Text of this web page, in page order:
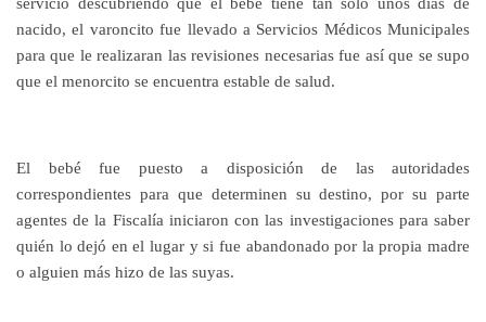
nacido, el varoncito fue llevado a Servicios Médicos Municipales
para que le realizaran las revisiones necesarias fue así que se supo
que el menorcito se encuentra estable de salud.
El bebé fue puesto a disposición de las autoridades
correspondientes para que determinen su destino, por su parte
agentes de la Fiscalía iniciaron con las investigaciones para saber
quién lo dejó en el lugar y si fue abandonado por la propia madre
o alguien más hizo de las suyas.